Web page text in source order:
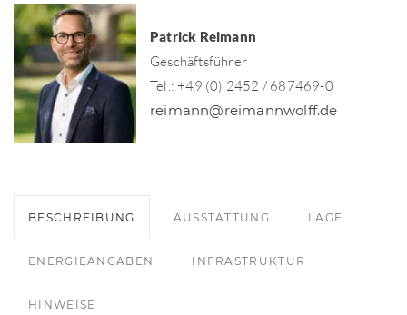
Patrick Reimann
Geschäftsführer
Tel.: +49 (0) 2452 / 687469-0
reimann@reimannwolff.de
BESCHREIBUNG AUSSTATTUNG LAGE
ENERGIEANGABEN INFRASTRUKTUR
HINWEISE